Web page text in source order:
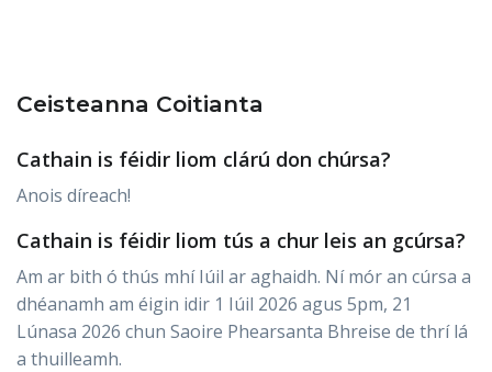
Ceisteanna Coitianta
Cathain is féidir liom clárú don chúrsa?
Anois díreach!
Cathain is féidir liom tús a chur leis an gcúrsa?
Am ar bith ó thús mhí Iúil ar aghaidh. Ní mór an cúrsa a
dhéanamh am éigin idir 1 Iúil 2026 agus 5pm, 21
Lúnasa 2026 chun Saoire Phearsanta Bhreise de thrí lá
a thuilleamh.